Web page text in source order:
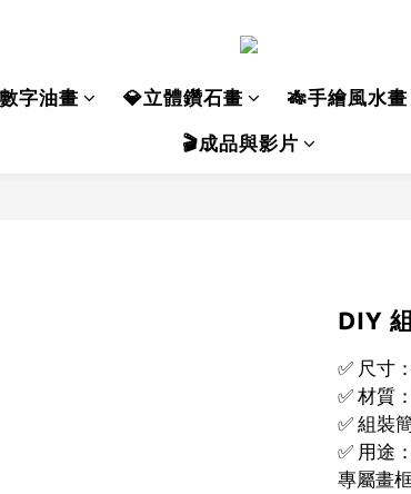
字油畫
💎立體鑽石畫 🎋手繪風水畫
🎬成品與影片
DIY
✅ 尺寸
✅ 材質
✅ 組裝
✅ 用途
專屬畫